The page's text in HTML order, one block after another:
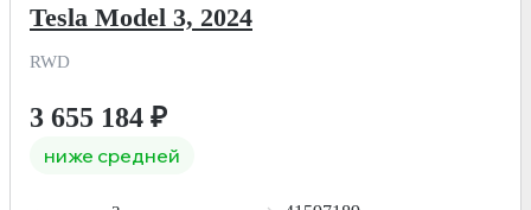
Tesla Model 3, 2024
RWD
3 655 184 ₽
ниже средней